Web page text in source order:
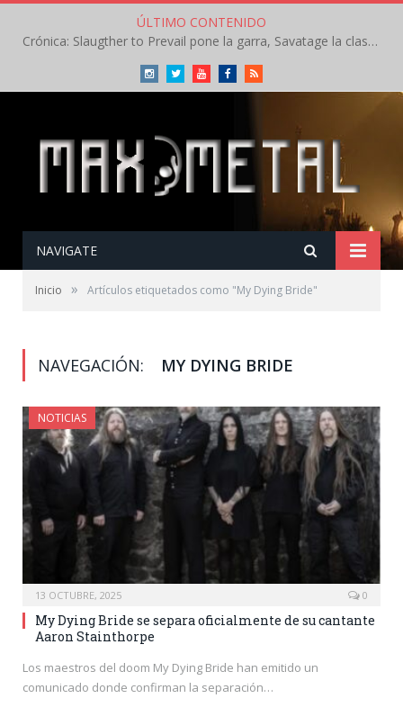
ÚLTIMO CONTENIDO
Crónica: Slaugther to Prevail pone la garra, Savatage la clase en la apertura del Leyendas del Rock – Miércoles – Agosto 2026
InstagramTwitterYoutubeFacebookRSS
NAVIGATE
Inicio » Artículos etiquetados como "My Dying Bride"
NAVEGACIÓN: MY DYING BRIDE
NOTICIAS
13 OCTUBRE, 2025 0
My Dying Bride se separa oficialmente de su cantante
Aaron Stainthorpe
Los maestros del doom My Dying Bride han emitido un
comunicado donde confirman la separación…